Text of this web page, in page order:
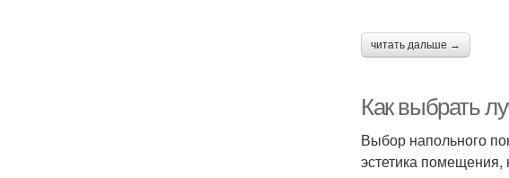
читать дальше →
Как выбрать
Выбор напольного
эстетика помещения,